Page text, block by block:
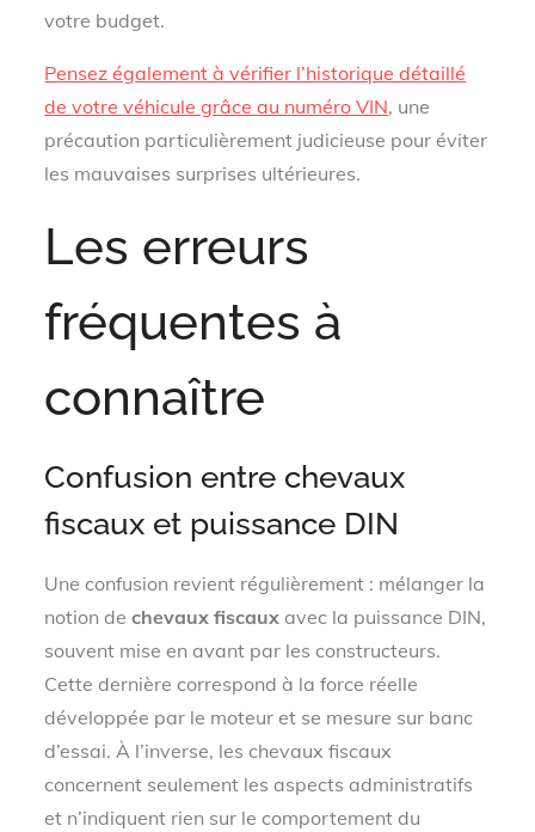
votre budget.
Pensez également à vérifier l’historique détaillé
de votre véhicule grâce au numéro VIN, une
précaution particulièrement judicieuse pour éviter
les mauvaises surprises ultérieures.
Les erreurs
fréquentes à
connaître
Confusion entre chevaux
fiscaux et puissance DIN
Une confusion revient régulièrement : mélanger la
notion dechevaux fiscaux avec la puissance DIN,
souvent mise en avant par les constructeurs.
Cette dernière correspond à la force réelle
développée par le moteur et se mesure sur banc
d’essai. À l’inverse, les chevaux fiscaux
concernent seulement les aspects administratifs
et n’indiquent rien sur le comportement du